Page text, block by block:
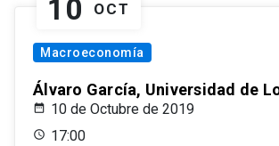
10 OCT
Macroeconomía
Álvaro García, Universidad de
10 de Octubre de 2019
17:00